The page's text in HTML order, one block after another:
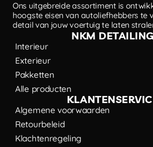
Ons uitgebreide assortiment is
hoogste eisen van autoliefhebbers te
detail van jouw voertuig te laten
NKM DETAILING
Interieur
Exterieur
Pakketten
Alle producten
Algemene voorwaarden
Retourbeleid
Klachtenregeling